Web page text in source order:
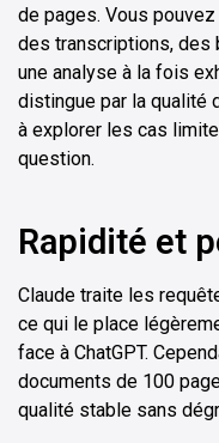
de pages. Vous
des transcriptions, des
une analyse à la fois
distingue par la qualité
à explorer les cas
question.
Rapidité et
Claude traite les
ce qui le place
face à ChatGPT.
documents de 100
qualité stable sans